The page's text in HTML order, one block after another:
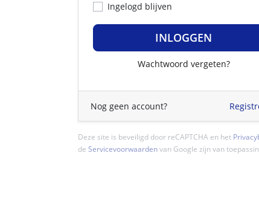
Ingelogd blijven
INLOGGEN
Wachtwoord vergeten?
Nog geen account?
Deze site is beveiligd door reCAPTCHA en het
de Servicevoorwaarden van Google zijn van